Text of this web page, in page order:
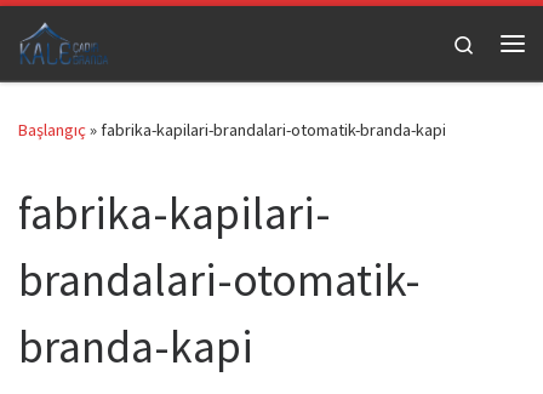
Skip to content
Search
Başlangıç»fabrika-kapilari-brandalari-otomatik-branda-kapi
fabrika-kapilari-
brandalari-otomatik-
branda-kapi